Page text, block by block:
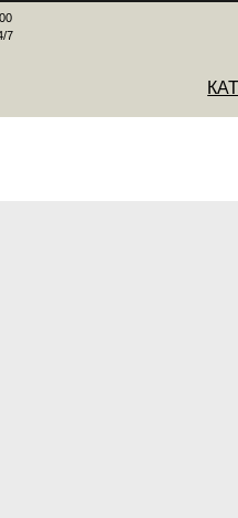
КАТАЛОГ